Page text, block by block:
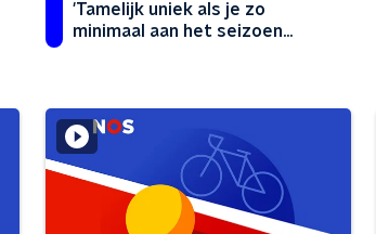
'Tamelijk uniek als je zo
minimaal aan het seizoen